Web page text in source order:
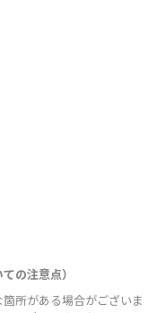
の注意点）
所がある場合がございま